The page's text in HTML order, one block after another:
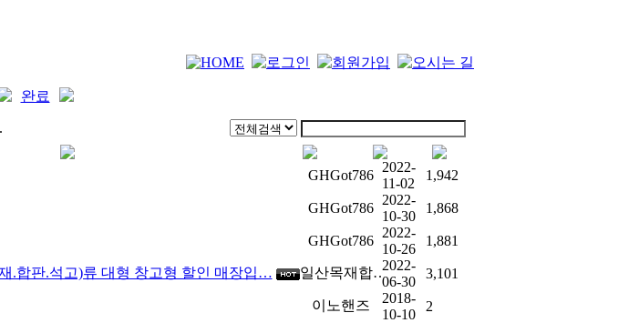
완료
GHGot786
2022-
11-02
1,942
GHGot786
2022-
10-30
1,868
GHGot786
2022-
10-26
1,881
.합판.석고)류 대형 창고형 할인 매장입… 일산목재합…2022-
06-30
3,101
이노핸즈
2018-
10-10
2